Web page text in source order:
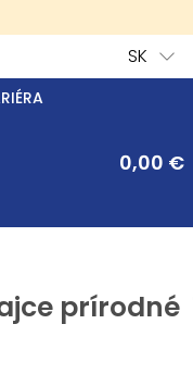
SK
0,00 €
prírodné